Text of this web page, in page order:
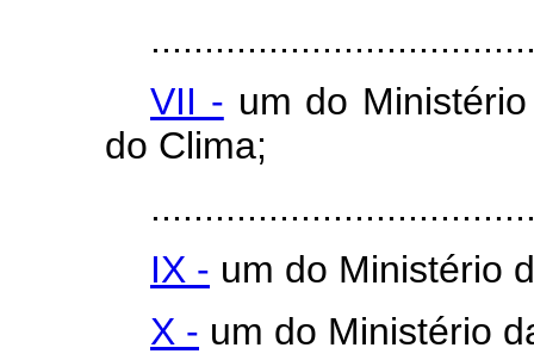
VII - um do
do Clima;
IX - um do Ministério
X - um do Ministério